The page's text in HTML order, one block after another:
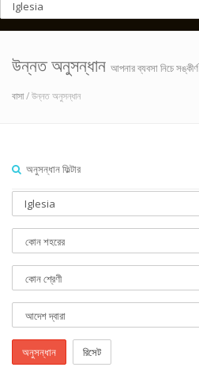
উন্নত অনুসন্ধান আপনার ব্যবসা নিচে সঙ্কীর্ণ
বাসা/ উন্নত অনুসন্ধান
অনুসন্ধান ফিল্টার
অনুসন্ধান রিসেট